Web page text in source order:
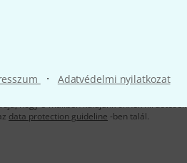
· Adatvédelmi nyilatkozat
hogy e-mailben küldjünk önnek
data protection guideline -ben talál.